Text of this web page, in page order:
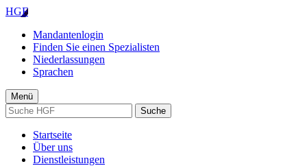
HGF
Mandantenlogin
Finden Sie einen Spezialisten
Niederlassungen
Sprachen
Menü
Suche
Startseite
Über uns
Dienstleistungen